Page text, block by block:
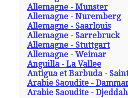
Allemagne - Munster
Allemagne - Nuremberg
Allemagne - Saarlouis
Allemagne - Sarrebruck
Allemagne - Stuttgart
Allemagne - Weimar
Anguilla - La Vallee
Antigua et Barbuda -
Arabie Saoudite -
Arabie Saoudite - Djeddah